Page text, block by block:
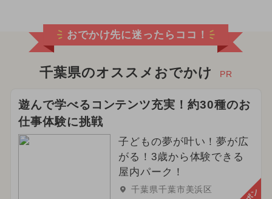
おでかけ先に迷ったらココ！
千葉県のオススメおでかけ PR
遊んで学べるコンテンツ充実！約30種のお
仕事体験に挑戦
子どもの夢が叶い！夢が広
がる！3歳から体験できる
屋内パーク！
千葉県千葉市美浜区